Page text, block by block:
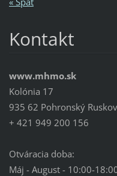
Kontakt
www.mhmo.sk
Kolónia 17
935 62 Pohronský
+ 421 949 200 156
Otváracia doba:
Máj - August - 10:00-